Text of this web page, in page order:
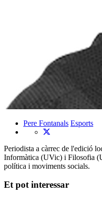
Pere Fontanals Esports
Periodista a càrrec de l'edició
Informàtica (UVic) i Filosofia
política i moviments socials.
Et pot interessar